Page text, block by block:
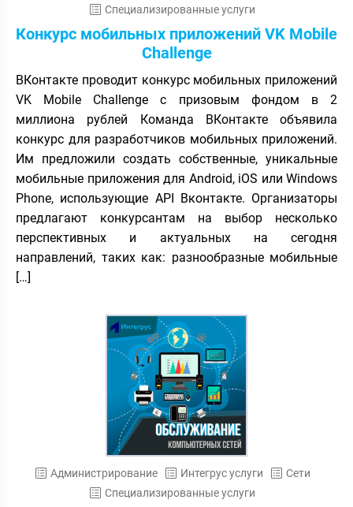
Специализированные услуги
Конкурс мобильных приложений VK Mobile
Challenge
ВКонтакте проводит конкурс мобильных приложений
VK Mobile Challenge с призовым фондом в 2
миллиона рублей Команда ВКонтакте объявила
конкурс для разработчиков мобильных приложений.
Им предложили создать собственные, уникальные
мобильные приложения для Android, iOS или Windows
Phone, использующие API Вконтакте. Организаторы
предлагают конкурсантам на выбор несколько
перспективных и актуальных на сегодня
направлений, таких как: разнообразные мобильные
[…]
Администрирование Интегрус услуги
Сети
Специализированные услуги